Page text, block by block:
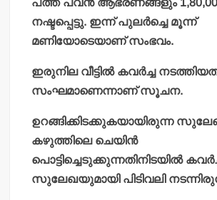
നഷ്ടപ്പെട്ടു. ഇന്ന് പുലര്‍ച്ചെ മൂന്ന്
മണിയോടെയാണ് സംഭവം.
ഇരുനില വീട്ടില്‍ കവര്‍ച്ച
സംഘമാണെന്നാണ് സൂചന.
ഉറങ്ങിക്കിടക്കുകയായിരുന്ന
കഴുത്തിലെ ചെയിന്‍
പൊട്ടിച്ചെടുക്കുന്നതിനിടയില്‍
സുലേഖയുമായി പിടിവലി